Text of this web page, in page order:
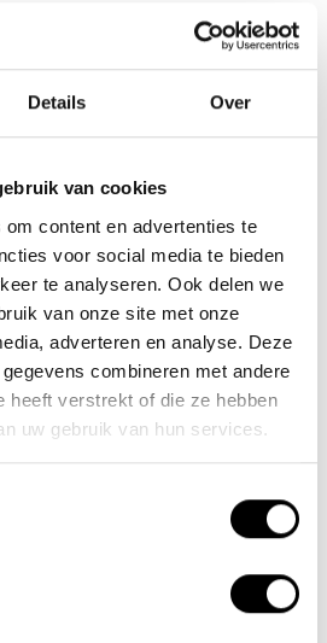
Details Over
van cookies
content en advertenties te
voor social media te bieden
te analyseren. Ook delen we
van onze site met onze
adverteren en analyse. Deze
combineren met andere
heeft verstrekt of die ze hebben
uw gebruik van hun services.
20-inch wielen biedt deze fiets een
voor stadsverkenningen en woon-
gewicht, waardoor hij gemakkelijk te
is, zelfs wanneer opgevouwen. Het
gestroomlijnde uitstraling, terwijl de
maakt voor opslag en transport, of je nu
in een kleine ruimte.
vouwfiets is, dat u het kunt